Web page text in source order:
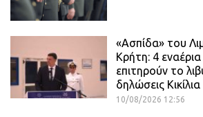
«Ασπίδα» του
Κρήτη: 4
επιτηρούν το
δηλώσεις Κικίλια
10/08/2026 12:56